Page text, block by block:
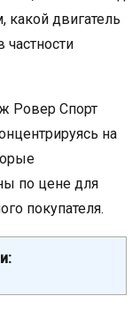
двигатель
Ровер Спорт
на
по цене для
покупателя.